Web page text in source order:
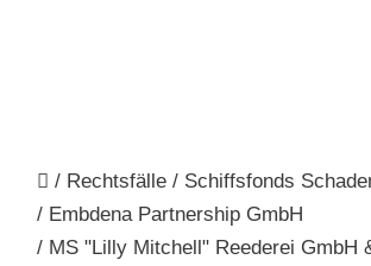
Rechtsfälle
Schiffsfonds
Embdena Partnership GmbH
MS "Lilly Mitchell" Reederei GmbH